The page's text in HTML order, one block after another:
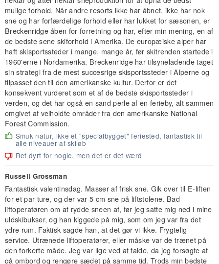
mulige forhold. Når andre resorts ikke har åbnet, ikke har nok
sne og har forfærdelige forhold eller har lukket for sæsonen, er
Breckenridge åben for forretning og har, efter min mening, en af
​​de bedste sene skiforhold i Amerika. De europæiske alper har
haft skisportssteder i mange, mange år, før skitrenden startede i
1960'erne i Nordamerika. Breckenridge har tilsyneladende taget
sin strategi fra de mest succesrige skisportssteder i Alperne og
tilpasset den til den amerikanske kultur. Derfor er det
konsekvent vurderet som et af de bedste skisportssteder i
verden, og det har også en sand perle af en ferieby, alt sammen
omgivet af velholdte områder fra den amerikanske National
Forest Commission.
Smuk natur, ikke et "specialbygget" feriested, fantastisk til
alle niveauer af skiløb
Ret dyrt for nogle, men det er det værd
Russell Grossman
Fantastisk valentinsdag. Masser af frisk sne. Gik over til E-liften
for et par ture, og der var 5 cm sne på liftstolene. Bad
liftoperatøren om at rydde sneen af, før jeg satte mig ned i mine
uldskibukser, og han kiggede på mig, som om jeg var fra det
ydre rum. Faktisk sagde han, at det gør vi ikke. Frygtelig
service. Utrænede liftoperatører, eller måske var de trænet på
den forkerte måde. Jeg var lige ved at falde, da jeg forsøgte at
gå ombord og rengøre sædet på samme tid. Trods min bedste